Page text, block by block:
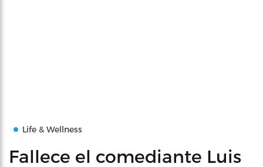
Life & Wellness
Fallece el comediante Luis